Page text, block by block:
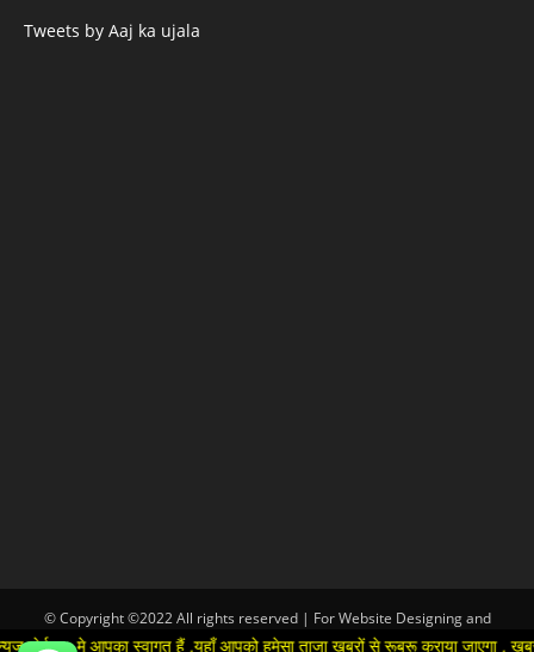
Tweets by Aaj ka ujala
© Copyright ©2022 All rights reserved | For Website Designing and
Development call Us:-8920664806
आपका स्वागत हैं ,यहाँ आपको हमेसा ताजा खबरों से रूबरू कराया जाएगा , खबर ओर